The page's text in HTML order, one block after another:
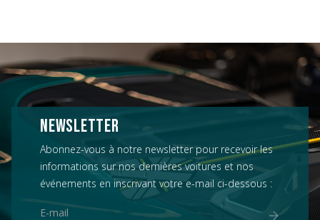
NEWSLETTER
Abonnez-vous à notre newsletter pour recevoir les
informations sur nos dernières voitures et nos
événements en inscrivant votre e-mail ci-dessous :